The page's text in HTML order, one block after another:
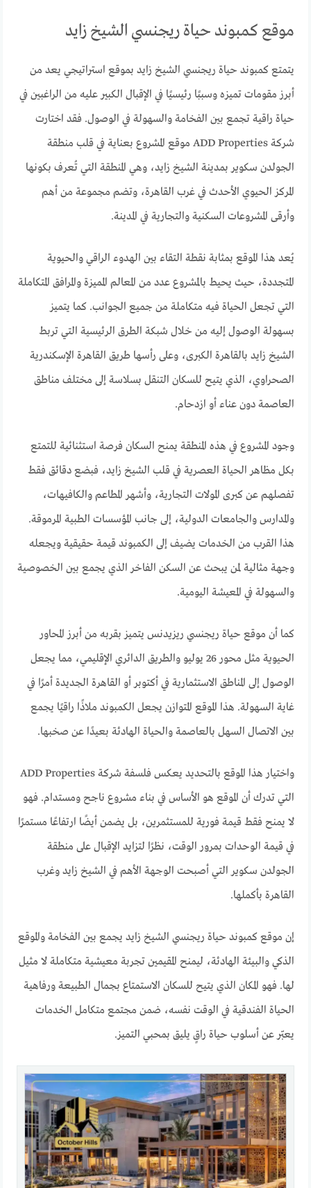
موقع كمبوند حياة ريجنسي الشيخ زايد
يتمتع كمبوند حياة ريجنسي الشيخ زايد بموقع استراتيجي يعد من
أبرز مقومات تميزه وسببًا رئيسيًا في الإقبال الكبير عليه من الراغبين في
حياة راقية تجمع بين الفخامة والسهولة في الوصول. فقد اختارت
شركة ADD Properties موقع المشروع بعناية في قلب منطقة
الجولدن سكوير بمدينة الشيخ زايد، وهي المنطقة التي تُعرف بكونها
المركز الحيوي الأحدث في غرب القاهرة، وتضم مجموعة من أهم
وأرقى المشروعات السكنية والتجارية في المدينة.
يُعد هذا الموقع بمثابة نقطة التقاء بين الهدوء الراقي والحيوية
المتجددة، حيث يحيط بالمشروع عدد من المعالم المميزة والمرافق المتكاملة
التي تجعل الحياة فيه متكاملة من جميع الجوانب. كما يتميز
بسهولة الوصول إليه من خلال شبكة الطرق الرئيسية التي تربط
الشيخ زايد بالقاهرة الكبرى، وعلى رأسها طريق القاهرة الإسكندرية
الصحراوي، الذي يتيح للسكان التنقل بسلاسة إلى مختلف مناطق
العاصمة دون عناء أو ازدحام.
وجود المشروع في هذه المنطقة يمنح السكان فرصة استثنائية للتمتع
بكل مظاهر الحياة العصرية في قلب الشيخ زايد، فبضع دقائق فقط
تفصلهم عن كبرى المولات التجارية، وأشهر المطاعم والكافيهات،
والمدارس والجامعات الدولية، إلى جانب المؤسسات الطبية المرموقة.
هذا القرب من الخدمات يضيف إلى الكمبوند قيمة حقيقية ويجعله
وجهة مثالية لمن يبحث عن السكن الفاخر الذي يجمع بين الخصوصية
والسهولة في المعيشة اليومية.
كما أن موقع حياة ريجنسي ريزيدنس يتميز بقربه من أبرز المحاور
الحيوية مثل محور 26 يوليو والطريق الدائري الإقليمي، مما يجعل
الوصول إلى المناطق الاستثمارية في أكتوبر أو القاهرة الجديدة أمرًا في
غاية السهولة. هذا الموقع المتوازن يجعل الكمبوند ملاذًا راقيًا يجمع
بين الاتصال السهل بالعاصمة والحياة الهادئة بعيدًا عن صخبها.
واختيار هذا الموقع بالتحديد يعكس فلسفة شركة ADD Properties
التي تدرك أن الموقع هو الأساس في بناء مشروع ناجح ومستدام. فهو
لا يمنح فقط قيمة فورية للمستثمرين، بل يضمن أيضًا ارتفاعًا مستمرًا
في قيمة الوحدات بمرور الوقت، نظرًا لتزايد الإقبال على منطقة
الجولدن سكوير التي أصبحت الوجهة الأهم في الشيخ زايد وغرب
القاهرة بأكملها.
إن موقع كمبوند حياة ريجنسي الشيخ زايد يجمع بين الفخامة والموقع
الذكي والبيئة الهادئة، ليمنح المقيمين تجربة معيشية متكاملة لا مثيل
لها. فهو المكان الذي يتيح للسكان الاستمتاع بجمال الطبيعة ورفاهية
الحياة الفندقية في الوقت نفسه، ضمن مجتمع متكامل الخدمات
يعبّر عن أسلوب حياة راقٍ يليق بمحبي التميز.